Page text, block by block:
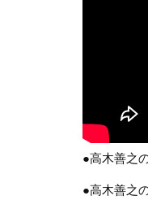
●高木善之
●高木善之